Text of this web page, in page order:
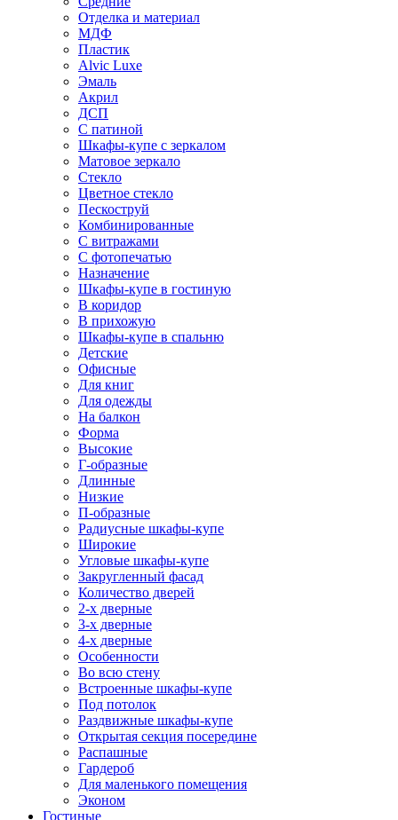
Отделка и материал
МДФ
Пластик
Alvic Luxe
Эмаль
Акрил
ДСП
С патиной
Шкафы-купе с зеркалом
Матовое зеркало
Стекло
Цветное стекло
Пескоструй
Комбинированные
С витражами
С фотопечатью
Назначение
Шкафы-купе в гостиную
В коридор
В прихожую
Шкафы-купе в спальню
Детские
Офисные
Для книг
Для одежды
На балкон
Форма
Высокие
Г-образные
Длинные
Низкие
П-образные
Радиусные шкафы-купе
Широкие
Угловые шкафы-купе
Закругленный фасад
Количество дверей
2-х дверные
3-х дверные
4-х дверные
Особенности
Во всю стену
Встроенные шкафы-купе
Под потолок
Раздвижные шкафы-купе
Открытая секция посередине
Распашные
Гардероб
Для маленького помещения
Эконом
Гостиные